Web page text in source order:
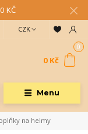
KČ
Menu
CZK
0
0 Kč
na helmy